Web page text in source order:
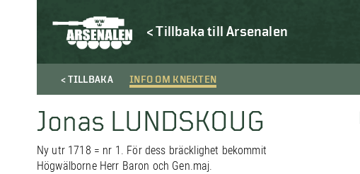
< Tillbaka till Arsenalen
< TILLBAKA INFO OM KNEKTEN
Jonas LUNDSKOUG
Ny utr 1718 = nr 1. För dess bräcklighet bekommit
Högwälborne Herr Baron och Gen.maj.